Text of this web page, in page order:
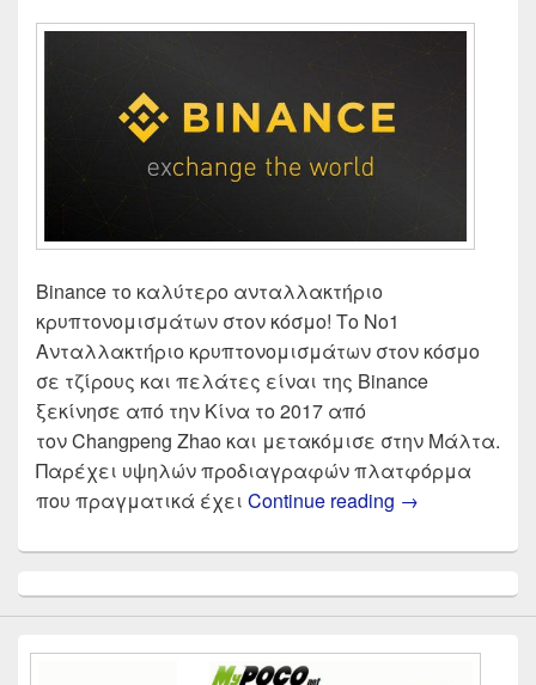
Binance το καλύτερο ανταλλακτήριο
κρυπτονομισμάτων στον κόσμο! Το Νο1
Ανταλλακτήριο κρυπτονομισμάτων στον κόσμο
σε τζίρους και πελάτες είναι της Binance
ξεκίνησε από την Κίνα το 2017 από
τον Changpeng Zhao και μετακόμισε στην Μάλτα.
Παρέχει υψηλών προδιαγραφών πλατφόρμα
που πραγματικά έχει Continue reading Binance
→
Sidebar
Widget